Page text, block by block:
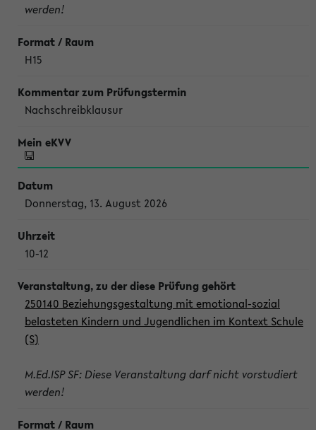
werden!
H15
Nachschreibklausur
Donnerstag, 13. August 2026
10-12
250140 Beziehungsgestaltung mit emotional-sozial
belasteten Kindern und Jugendlichen im Kontext Schule
(S)
M.Ed.ISP SF: Diese Veranstaltung darf nicht vorstudiert
werden!